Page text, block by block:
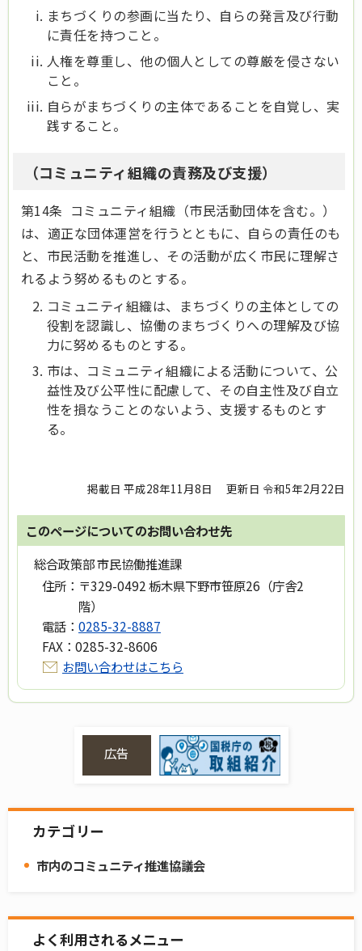
まちづくりの参画に当たり、自らの発言及び行動
に責任を持つこと。
人権を尊重し、他の個人としての尊厳を侵さない
こと。
自らがまちづくりの主体であることを自覚し、実
践すること。
（コミュニティ組織の責務及び支援）
第14条 コミュニティ組織（市民活動団体を含む。）
は、適正な団体運営を行うとともに、自らの責任のも
と、市民活動を推進し、その活動が広く市民に理解さ
れるよう努めるものとする。
コミュニティ組織は、まちづくりの主体としての
役割を認識し、協働のまちづくりへの理解及び協
力に努めるものとする。
市は、コミュニティ組織による活動について、公
益性及び公平性に配慮して、その自主性及び自立
性を損なうことのないよう、支援するものとす
る。
掲載日 平成28年11月8日 更新日 令和5年2月22日
このページについてのお問い合わせ先
総合政策部 市民協働推進課
住所： 〒329-0492 栃木県下野市笹原26（庁舎2
階）
電話： 0285-32-8887
FAX： 0285-32-8606
お問い合わせはこちら
広告
カテゴリー
市内のコミュニティ推進協議会
よく利用されるメニュー